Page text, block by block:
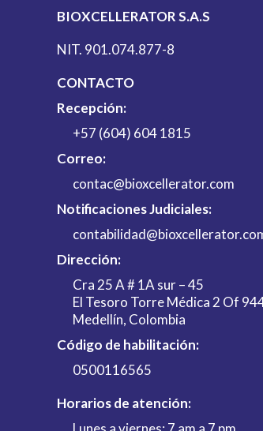
BIOXCELLERATOR S.A.S
NIT. 901.074.877-8
CONTACTO
Recepción:
+57 (604) 604 1815
Correo:
contac@bioxcellerator.com
Notificaciones Judiciales:
Dirección:
Cra 25 A # 1A sur – 45
El Tesoro Torre Médica 2 Of
Medellín, Colombia
Código de habilitación:
0500116565
Horarios de atención: